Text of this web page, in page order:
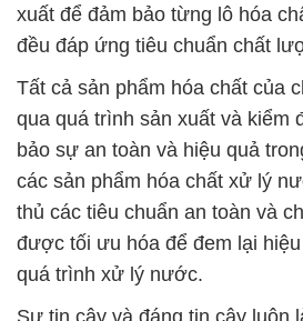
phẩm và dịch vụ, để mang đến
tưởng tuyệt đối cho các đối tác
Đắc Trường Phát, hành trình
triển và thành công của bạn
và xử lý nước.
# Cty chuyên bán π cung ứng
Dioxide Dạng Lỏng × H2O2
# Nhà kinh doanh ∞ bán hóa
Dạng Lỏng × H2O2 50% Thái